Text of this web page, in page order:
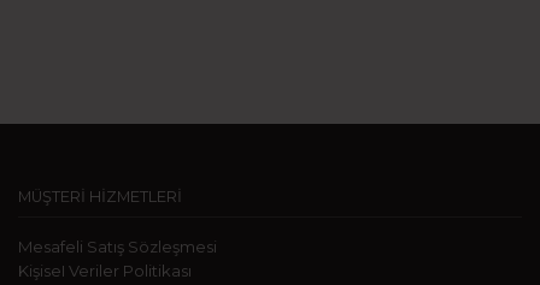
MÜŞTERİ HİZMETLERİ
Mesafeli Satış Sözleşmesi
KişiseI Veriler Politikası